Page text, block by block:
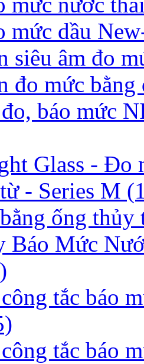
mức dầu
siêu âm đo
đo mức
báo mức
Glass -
- Series M
ống
Báo Mức
tắc báo
tắc báo